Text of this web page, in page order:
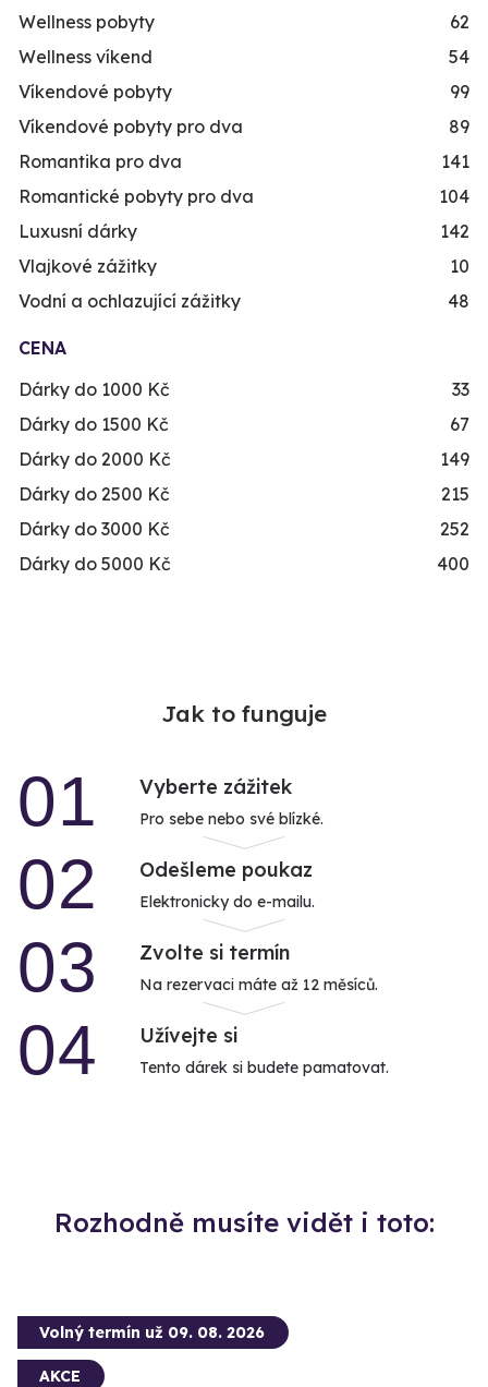
Wellness pobyty
62
Wellness víkend
54
Víkendové pobyty
99
Víkendové pobyty pro dva
89
Romantika pro dva
141
Romantické pobyty pro dva
104
Luxusní dárky
142
Vlajkové zážitky
10
Vodní a ochlazující zážitky
48
CENA
Dárky do 1000 Kč
33
Dárky do 1500 Kč
67
Dárky do 2000 Kč
149
Dárky do 2500 Kč
215
Dárky do 3000 Kč
252
Dárky do 5000 Kč
400
Jak to funguje
01 Vyberte zážitek
Pro sebe nebo své blízké.
02 Odešleme poukaz
Elektronicky do e-mailu.
03 Zvolte si termín
Na rezervaci máte až 12 měsíců.
04 Užívejte si
Tento dárek si budete pamatovat.
Rozhodně musíte vidět i toto:
Volný termín už 09. 08. 2026
AKCE